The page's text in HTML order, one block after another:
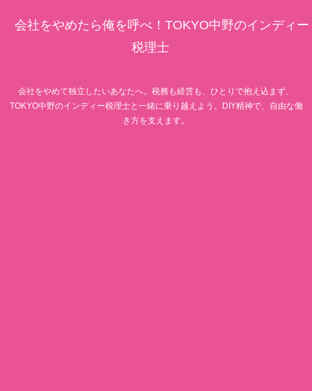
会社をやめたら俺を呼べ！TOKYO中野のインディー
税理士
会社をやめて独立したいあなたへ。税務も経営も、ひとりで抱え込まず、
TOKYO中野のインディー税理士と一緒に乗り越えよう。DIY精神で、自由な働
き方を支えます。